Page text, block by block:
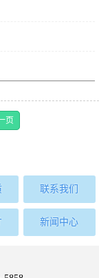
页
联系我们
新闻中心